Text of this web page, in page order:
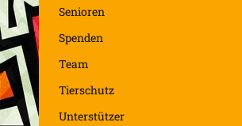
Senioren
Spenden
Team
Tierschutz
Unterstützer